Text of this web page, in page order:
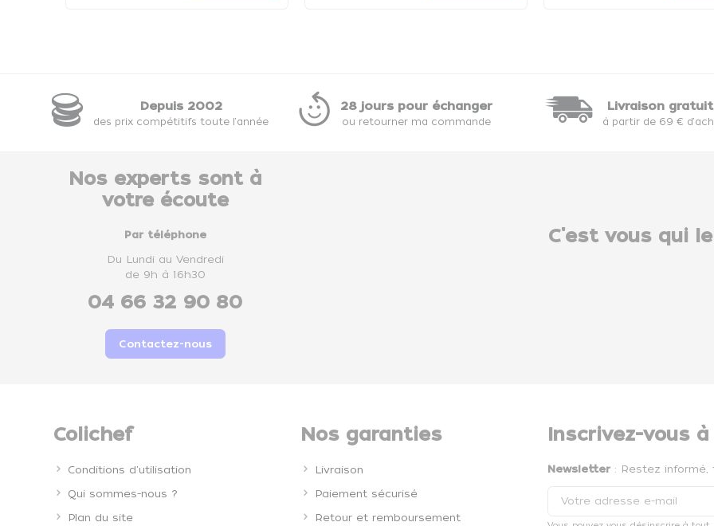
Depuis 2002
des prix compétitifs toute l'année
28 jours pour échanger
ou retourner ma commande
Livraison
à partir de 69 €
Nos experts sont à
votre écoute
Par téléphone
Du Lundi au Vendredi
de 9h à 16h30
04 66 32 90 80
Contactez-nous
C'est vous qui
Colichef
Conditions d'utilisation
Qui sommes-nous ?
Plan du site
Nos garanties
Livraison
Paiement sécurisé
Retour et remboursement
Inscrivez-vous
Newsletter : Restez informé,